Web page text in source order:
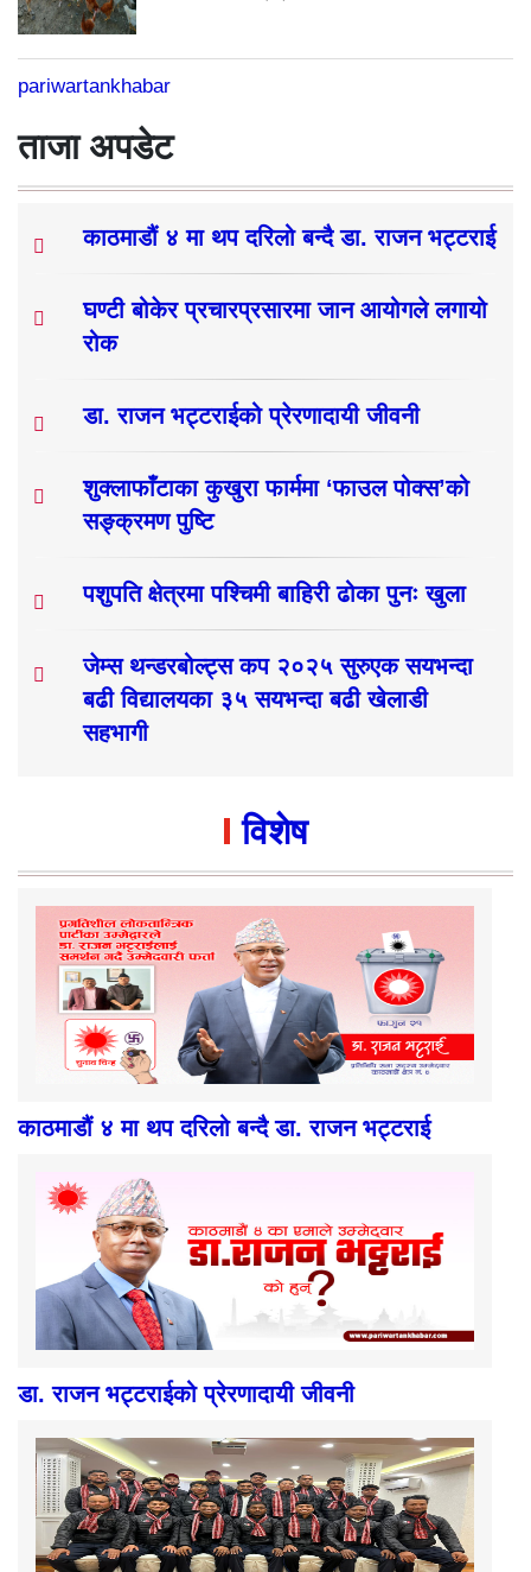
pariwartankhabar
ताजा अपडेट
काठमाडौं ४ मा थप दरिलो बन्दै डा. राजन भट्टराई
घण्टी बोकेर प्रचारप्रसारमा जान आयोगले लगायो
रोक
डा. राजन भट्टराईको प्रेरणादायी जीवनी
शुक्लाफाँटाका कुखुरा फार्ममा ‘फाउल पोक्स’को
सङ्क्रमण पुष्टि
पशुपति क्षेत्रमा पश्चिमी बाहिरी ढोका पुनः खुला
जेम्स थन्डरबोल्ट्स कप २०२५ सुरुएक सयभन्दा
बढी विद्यालयका ३५ सयभन्दा बढी खेलाडी
सहभागी
विशेष
काठमाडौं ४ मा थप दरिलो बन्दै डा. राजन भट्टराई
डा. राजन भट्टराईको प्रेरणादायी जीवनी